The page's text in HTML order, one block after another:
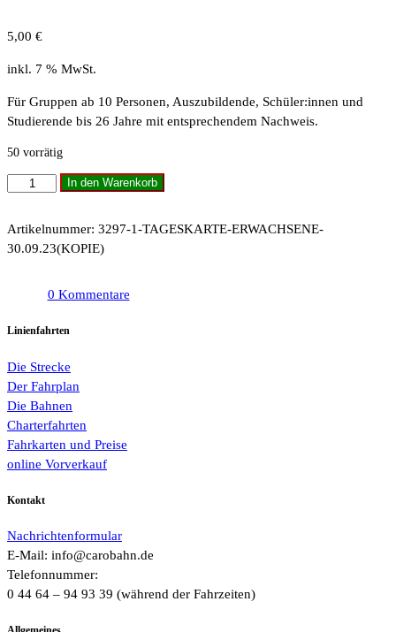
5,00 €
inkl. 7 % MwSt.
Für Gruppen ab 10 Personen, Auszubildende, Schüler:innen und
Studierende bis 26 Jahre mit entsprechendem Nachweis.
50 vorrätig
Tageskarte
ermäßigt
30.09.23
In den Warenkorb
Artikelnummer: 3297-1-TAGESKARTE-ERWACHSENE-
30.09.23(KOPIE)
0 Kommentare
Linienfahrten
Die Strecke
Der Fahrplan
Die Bahnen
Charterfahrten
Fahrkarten und Preise
online Vorverkauf
Kontakt
Nachrichtenformular
E-Mail: info@carobahn.de
Telefonnummer:
0 44 64 – 94 93 39 (während der Fahrzeiten)